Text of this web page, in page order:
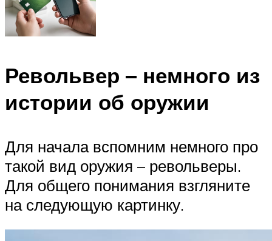
Револьвер – немного из
истории об оружии
Для начала вспомним немного про
такой вид оружия – револьверы.
Для общего понимания взгляните
на следующую картинку.